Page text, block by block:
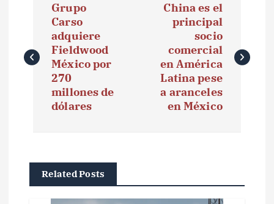
v
e
ó
Grupo
Carso
adquiere
Fieldwood
México por
270
millones de
dólares
China es el
principal
socio
comercial
en América
Latina pese
a aranceles
en México
Related Posts